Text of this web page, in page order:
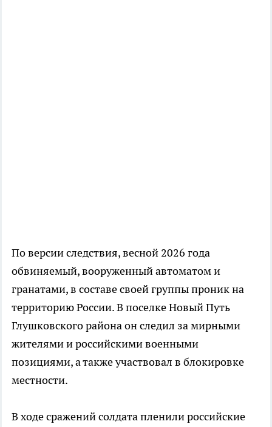
По версии следствия, весной 2026 года
обвиняемый, вооруженный автоматом и
гранатами, в составе своей группы проник на
территорию России. В поселке Новый Путь
Глушковского района он следил за мирными
жителями и российскими военными
позициями, а также участвовал в блокировке
местности.
В ходе сражений солдата пленили российские